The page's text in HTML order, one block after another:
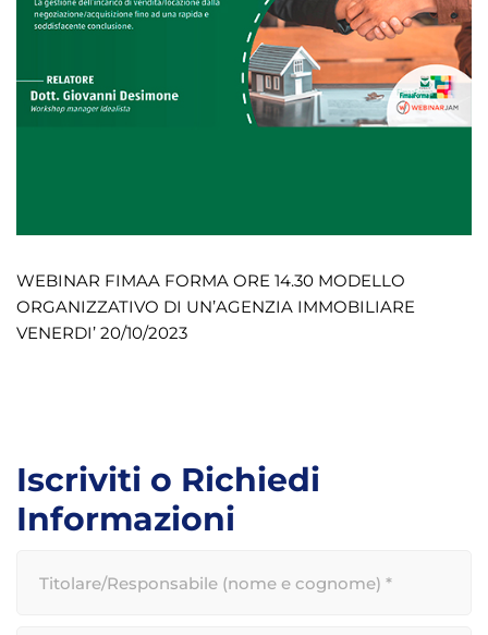
WEBINAR FIMAA FORMA ORE 14.30 MODELLO
ORGANIZZATIVO DI UN’AGENZIA IMMOBILIARE
VENERDI’ 20/10/2023
Iscriviti o Richiedi
Informazioni